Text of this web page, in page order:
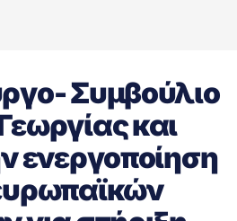
Συμβούλιο
και
ενεργοποίηση